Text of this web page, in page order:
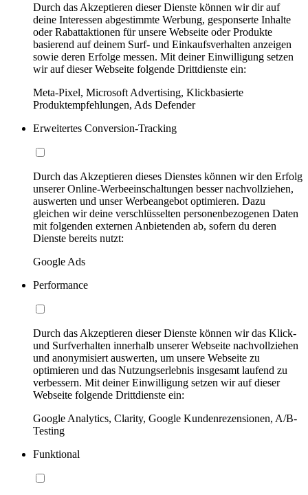
Durch das Akzeptieren dieser Dienste können wir dir auf
deine Interessen abgestimmte Werbung, gesponserte Inhalte
oder Rabattaktionen für unsere Webseite oder Produkte
basierend auf deinem Surf- und Einkaufsverhalten anzeigen
sowie deren Erfolge messen. Mit deiner Einwilligung setzen
wir auf dieser Webseite folgende Drittdienste ein:
Meta-Pixel, Microsoft Advertising, Klickbasierte
Produktempfehlungen, Ads Defender
Erweitertes Conversion-Tracking
Durch das Akzeptieren dieses Dienstes können wir den Erfolg
unserer Online-Werbeeinschaltungen besser nachvollziehen,
auswerten und unser Werbeangebot optimieren. Dazu
gleichen wir deine verschlüsselten personenbezogenen Daten
mit folgenden externen Anbietenden ab, sofern du deren
Dienste bereits nutzt:
Google Ads
Performance
Durch das Akzeptieren dieser Dienste können wir das Klick-
und Surfverhalten innerhalb unserer Webseite nachvollziehen
und anonymisiert auswerten, um unsere Webseite zu
optimieren und das Nutzungserlebnis insgesamt laufend zu
verbessern. Mit deiner Einwilligung setzen wir auf dieser
Webseite folgende Drittdienste ein:
Google Analytics, Clarity, Google Kundenrezensionen, A/B-
Testing
Funktional